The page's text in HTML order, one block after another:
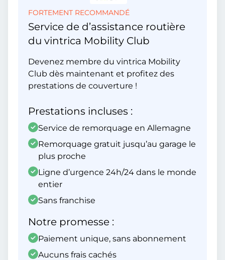
FORTEMENT RECOMMANDÉ
Service de d’assistance routière
du vintrica Mobility Club
Devenez membre du vintrica Mobility
Club dès maintenant et profitez des
prestations de couverture !
Prestations incluses :
Service de remorquage en Allemagne
Remorquage gratuit jusqu’au garage le
plus proche
Ligne d’urgence 24h/24 dans le monde
entier
Sans franchise
Notre promesse :
Paiement unique, sans abonnement
Aucuns frais cachés